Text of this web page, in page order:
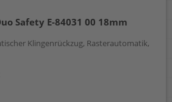
Safety E-84031 00 18mm
Klingenrückzug, Rasterautomatik,